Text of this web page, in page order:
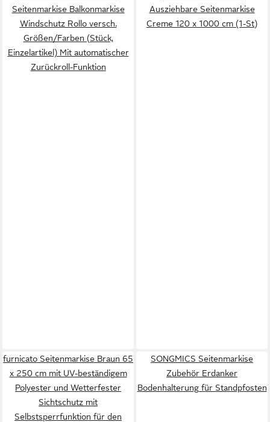
Seitenmarkise Balkonmarkise
Windschutz Rollo versch.
Größen/Farben (Stück,
Einzelartikel) Mit automatischer
Zurückroll-Funktion
Ausziehbare Seitenmarkise
Creme 120 x 1000 cm (1-St)
furnicato Seitenmarkise Braun 65
x 250 cm mit UV-beständigem
Polyester und Wetterfester
Sichtschutz mit
Selbstsperrfunktion für den
SONGMICS Seitenmarkise
Zubehör Erdanker
Bodenhalterung für Standpfosten